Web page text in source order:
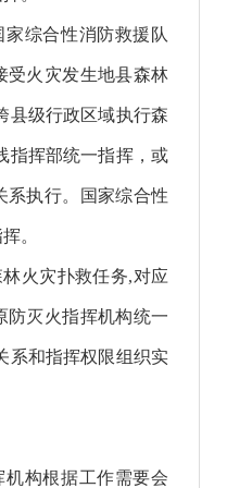
综合性消防救援队
受火灾发生地县森林
县级行政区域执行森
指挥部统一指挥，或
系执行。国家综合性
。
火灾扑救任务,对应
防灭火指挥机构统一
系和指挥权限组织实
构根据工作需要会